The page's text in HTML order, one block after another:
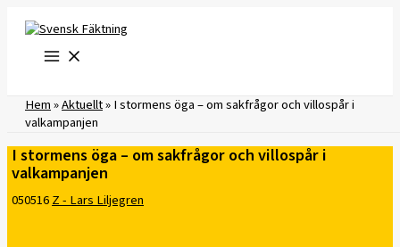
innehåll
Hem»Aktuellt»I stormens öga – om sakfrågor och villospår i
valkampanjen
I stormens öga – om sakfrågor och villospår i
valkampanjen
050516Z - Lars Liljegren